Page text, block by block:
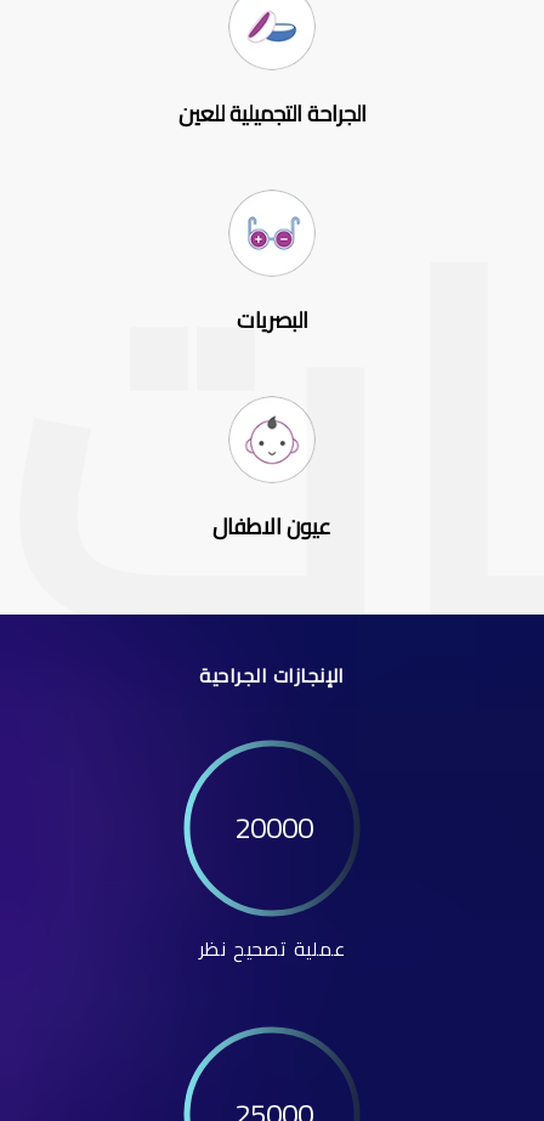
الجراحة التجميلية للعين
البصريات
عيون الاطفال
الإنجازات الجراحية
20000
عملية تصحيح نظر